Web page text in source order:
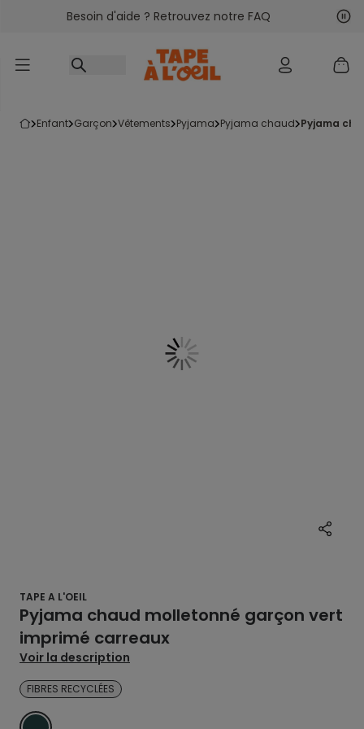
Accéder au contenu
Besoin d'aide ? Retrouvez notre FAQ
enfant garçon vêtements pyjama pyjama chaud pyjama
TAPE A L'OEIL
Pyjama chaud molletonné garçon vert
imprimé carreaux
Voir la description
FIBRES RECYCLÉES
VERT